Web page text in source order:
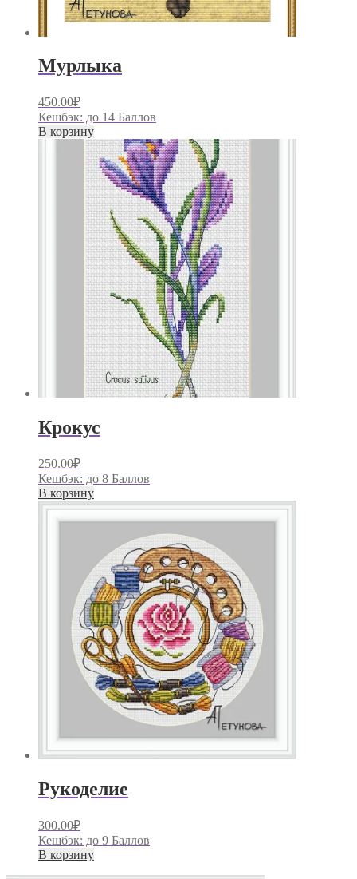
Мурлыка
450.00₽
Кешбэк: до 14 Баллов
В корзину
Крокус
250.00₽
Кешбэк: до 8 Баллов
В корзину
Рукоделие
300.00₽
Кешбэк: до 9 Баллов
В корзину